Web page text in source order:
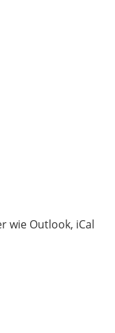
wie Outlook, iCal